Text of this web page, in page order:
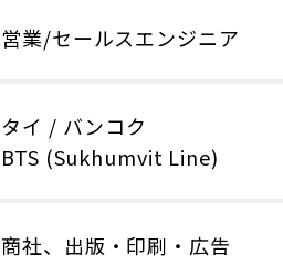
営業/セールスエンジニア
タイ / バンコク
BTS (Sukhumvit Line)
商社、出版・印刷・広告